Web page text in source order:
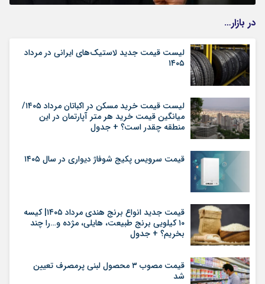
در بازار…
لیست قیمت جدید لاستیک‌های ایرانی در مرداد
۱۴۰۵
لیست قیمت خرید مسکن در اکباتان مرداد ۱۴۰۵/
میانگین قیمت خرید هر متر آپارتمان در این
منطقه چقدر است؟ + جدول
قیمت سرویس پکیج شوفاژ دیواری در سال ۱۴۰۵
قیمت جدید انواع برنج هندی مرداد ۱۴۰۵| کیسه
۱۰ کیلویی برنج طبیعت، هایلی، مژده و…را چند
بخریم؟ + جدول
قیمت مصوب ۳ محصول لبنی پرمصرف تعیین
شد